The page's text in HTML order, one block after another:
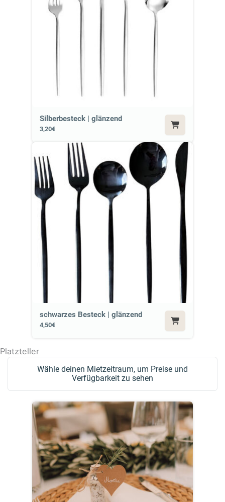
Silberbesteck | glänzend
3,20€
schwarzes Besteck | glänzend
4,50€
Platzteller
Wähle deinen Mietzeitraum, um Preise und
Verfügbarkeit zu sehen